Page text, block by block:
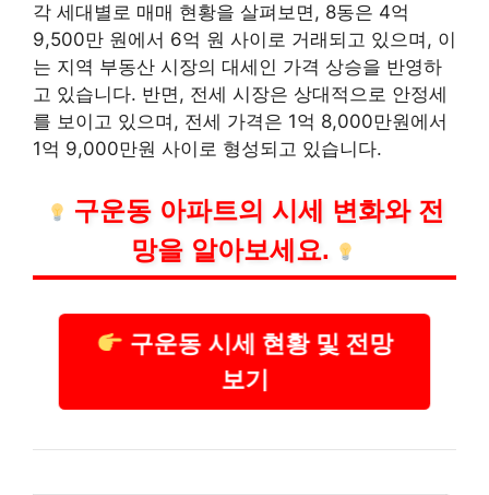
각 세대별로 매매 현황을 살펴보면, 8동은 4억
9,500만 원에서 6억 원 사이로 거래되고 있으며, 이
는 지역 부동산 시장의 대세인 가격 상승을 반영하
고 있습니다. 반면, 전세 시장은 상대적으로 안정세
를 보이고 있으며, 전세 가격은 1억 8,000만원에서
1억 9,000만원 사이로 형성되고 있습니다.
구운동 아파트의 시세 변화와 전
망을 알아보세요.
구운동 시세 현황 및 전망
보기